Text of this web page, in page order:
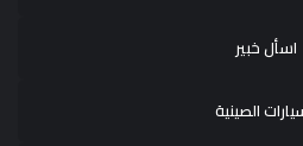
اسأل خبير
الصينية